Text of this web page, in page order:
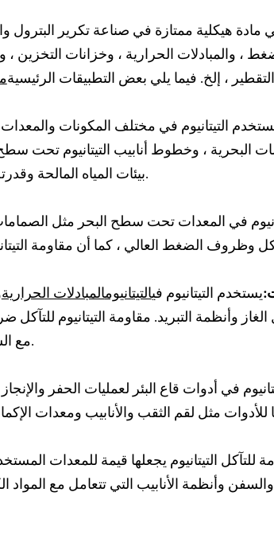
هي مادة هيكلية ممتازة في صناعة تكرير البترول
، والمبادلات الحرارية ، وخزانات
، إلخ. فيما يلي بعض التطبيقات الرئيسية
التيتانيوم في مختلف المكونات
البحرية ، وخطوط أنابيب التيتانيوم تحت
بيئات المياه المالحة وقدرته على تحمل الضغوط ودرجات الحرارة العالية.
في المعدات تحت سطح البحر مثل
يستخدم التيتانيوم فيالتيتانيومالمبادلات الحرارية
وأنظمة التبريد. مقاومة التيتانيوم
مع السوائل الأكالة ودرجات الحرارة المرتفعة شائعًا.
في أدوات قاع البئر لعمليات الحفر
للتآكل التيتانيوم يجعلها قيمة للمعدات
وأنظمة الأنابيب التي تتعامل مع المواد